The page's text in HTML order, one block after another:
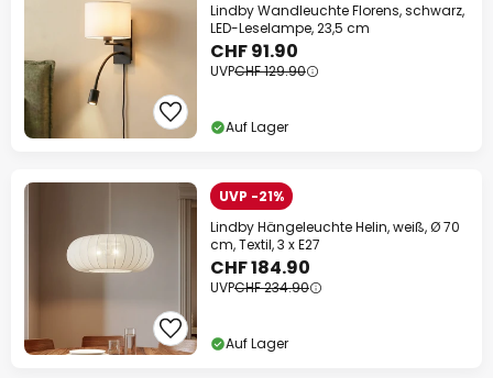
Lindby Wandleuchte Florens, schwarz,
LED-Leselampe, 23,5 cm
CHF 91.90
UVPCHF 129.90
Auf Lager
UVP -21%
Lindby Hängeleuchte Helin, weiß, Ø 70
cm, Textil, 3 x E27
CHF 184.90
UVPCHF 234.90
Auf Lager